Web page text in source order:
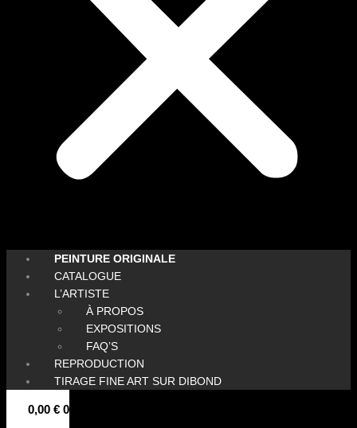
PEINTURE ORIGINALE
CATALOGUE
L’ARTISTE
À PROPOS
EXPOSITIONS
FAQ’S
REPRODUCTION
TIRAGE FINE ART SUR DIBOND
0,00 € 0